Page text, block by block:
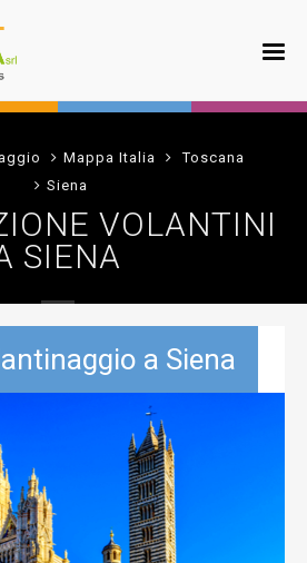
Mappa Italia
Toscana
Siena
VOLANTINI
SIENA
a Siena